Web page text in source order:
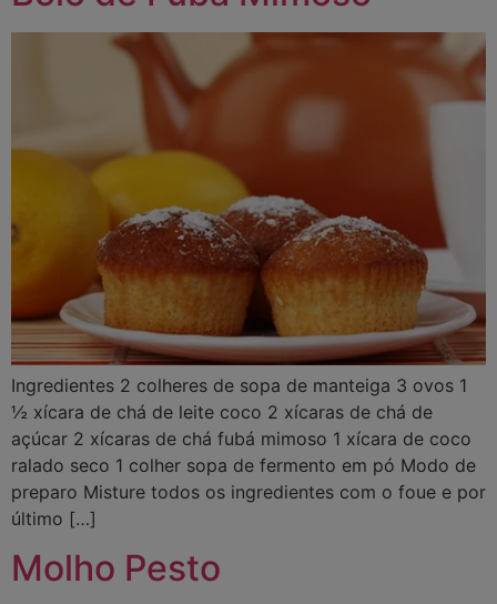
Ingredientes 2 colheres de sopa de manteiga 3 ovos 1
½ xícara de chá de leite coco 2 xícaras de chá de
açúcar 2 xícaras de chá fubá mimoso 1 xícara de coco
ralado seco 1 colher sopa de fermento em pó Modo de
preparo Misture todos os ingredientes com o foue e por
último […]
Molho Pesto